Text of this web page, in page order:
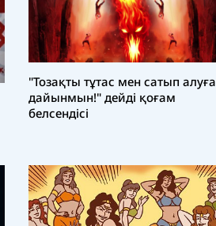
"Тозақты тұтас мен сатып алуға
дайынмын!" дейді қоғам
белсендісі